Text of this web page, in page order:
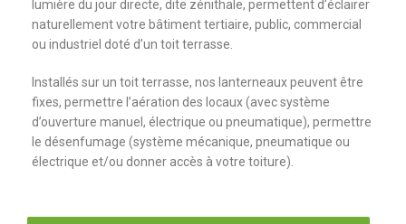
lumière du jour directe, dite zénithale, permettent d’éclairer
naturellement votre bâtiment tertiaire, public, commercial
ou industriel doté d’un toit terrasse.
Installés sur un toit terrasse, nos lanterneaux peuvent être
fixes, permettre l’aération des locaux (avec système
d’ouverture manuel, électrique ou pneumatique), permettre
le désenfumage (système mécanique, pneumatique ou
électrique et/ou donner accès à votre toiture).